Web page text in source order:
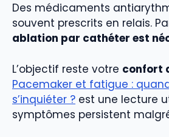
Des médicaments
souvent prescrits en relais.
ablation par cathéter est
L’objectif reste votre confort
Pacemaker et fatigue :
s’inquiéter ? est une lecture
symptômes persistent